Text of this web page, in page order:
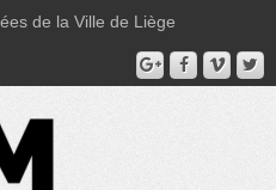
de la Ville de Liège